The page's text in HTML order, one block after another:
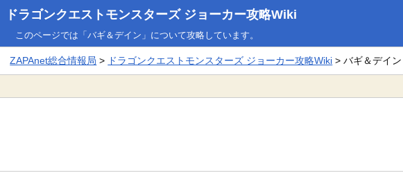
ドラゴンクエストモンスターズ ジョーカー攻略Wiki
このページでは「バギ＆デイン」について攻略しています。
ZAPAnet総合情報局 > ドラゴンクエストモンスターズ ジョーカー攻略Wiki > バギ＆デイン